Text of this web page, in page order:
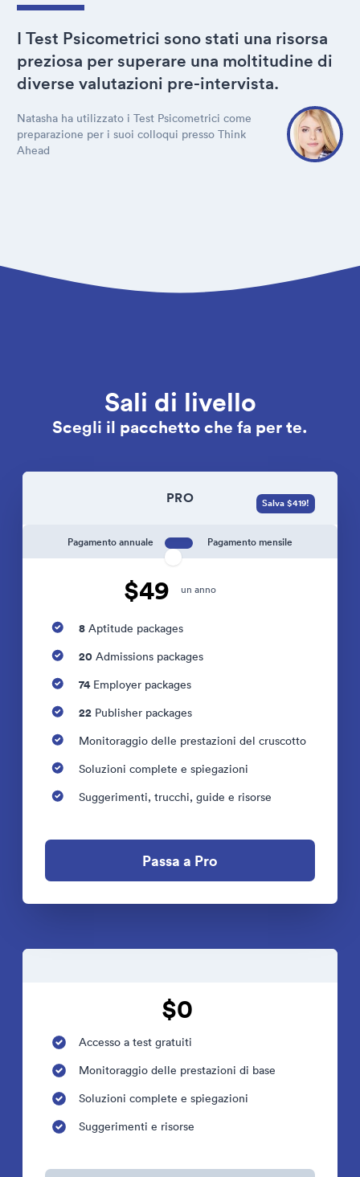
I Test Psicometrici sono stati una risorsa
preziosa per superare una moltitudine di
diverse valutazioni pre-intervista.
Natasha ha utilizzato i Test Psicometrici come
preparazione per i suoi colloqui presso Think
Ahead
Sali di livello
Scegli il pacchetto che fa per te.
PRO
Pagamento annuale Pagamento mensile
$49 un anno
Salva $419!
8 Aptitude packages
20 Admissions packages
74Employer packages
22 Publisher packages
Monitoraggio delle prestazioni del cruscotto
Soluzioni complete e spiegazioni
Suggerimenti, trucchi, guide e risorse
Passa a Pro
$0
Accesso a test gratuiti
Monitoraggio delle prestazioni di base
Soluzioni complete e spiegazioni
Suggerimenti e risorse